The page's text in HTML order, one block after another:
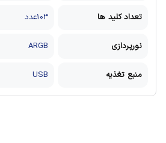
تعداد کلید ها 103عدد
نورپردازی ARGB
منبع تغذیه USB